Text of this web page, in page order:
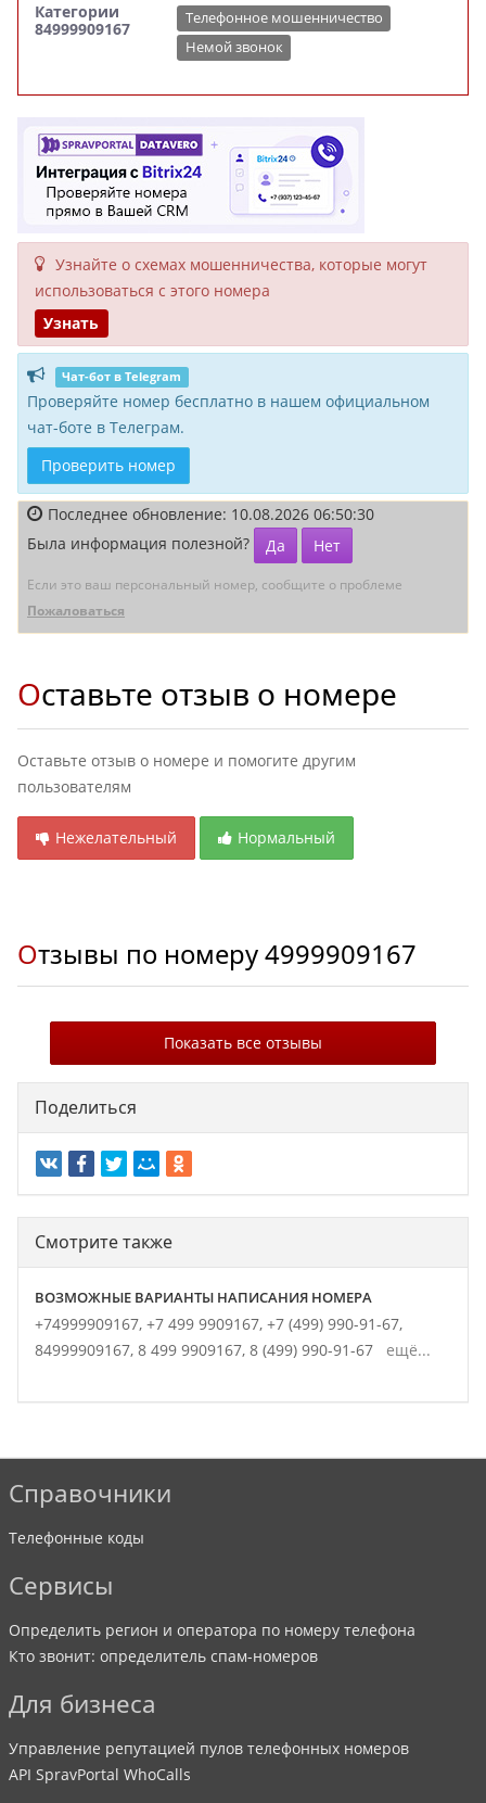
Категории
84999909167
Телефонное мошенничество
Немой звонок
Узнайте о схемах мошенни­чества, кото­рые могут
исполь­зоваться с этого номера
Узнать
Чат-бот в Telegram
Проверяйте номер бесплатно в нашем официальном
чат-боте в Телеграм.
Проверить номер
Последнее обновление: 10.08.2026 06:50:30
Была информация полезной?
Да Нет
Если это ваш персональный номер, сообщите о проблеме
Пожаловаться
Оставьте отзыв о номере
Оставьте отзыв о номере и помогите другим
пользователям
Нежелательный Нормальный
Отзывы по номеру4999909167
Показать все отзывы
Поделиться
Смотрите также
ВОЗМОЖНЫЕ ВАРИАНТЫ НАПИСАНИЯ НОМЕРА
+74999909167, +7 499 9909167, +7 (499) 990-91-67,
84999909167, 8 499 9909167, 8 (499) 990-91-67 ещё...
Справочники
Телефонные коды
Сервисы
Определить регион и оператора по номеру телефона
Кто звонит: определитель спам-номеров
Для бизнеса
Управление репутацией пулов телефонных номеров
API SpravPortal WhoCalls